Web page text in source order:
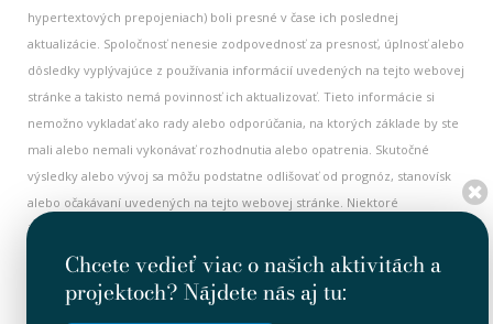
hypertextových prepojeniach) boli presné v čase ich poslednej
aktualizácie. Spoločnosť nenesie zodpovednosť za presnosť, úplnosť alebo
dôsledky vyplývajúce z používania informácií uvedených na tejto webovej
stránke a takisto nemá povinnosť ich aktualizovať. Tieto informácie si
nemožno vykladať ako rady alebo odporúčania, na ktorých základe by ste
mali alebo nemali vykonávať rozhodnutia alebo opatrenia. Skutočné
výsledky alebo vývoj sa môžu podstatne odlišovať od prognóz, stanovísk
alebo očakávaní uvedených na tejto webovej stránke. Niektoré
informácie na tejto webovej stránke majú historický charakter a nemusia
byť aktuálne. Všetky historické informácie je nutné považovať za aktuálne
v dátume ich prvého zverejnenia. Nič na tejto webovej stránke si
nemožno vykladať ako výzvu alebo ponuku na investovanie alebo
Chcete vedieť viac o našich aktivitách a
projektoch? Nájdete nás aj tu: